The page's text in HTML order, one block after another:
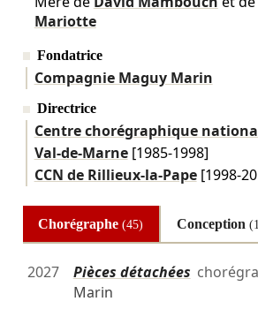
Mariotte
Fondatrice
Compagnie Maguy Marin
Directrice
Centre chorégraphique
Val-de-Marne[1985-1998]
CCN de Rillieux-la-Pape[1998-
Chorégraphe(45) Conception
2027 Pièces détachées
Marin